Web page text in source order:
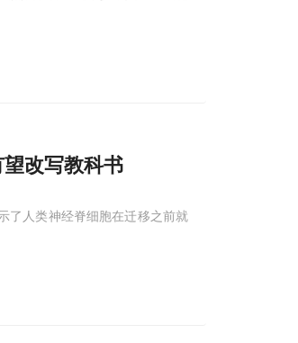
改写教科书
了人类神经脊细胞在迁移之前就